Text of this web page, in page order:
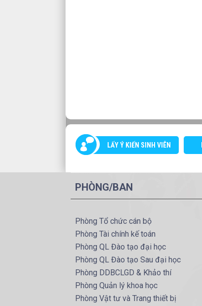
LẤY Ý KIẾN SINH VIÊN
PHÒNG/BAN
Phòng Tổ chức cán bộ
Phòng Tài chính kế toán
Phòng QL Đào tạo đại học
Phòng QL Đào tạo Sau đại học
Phòng DDBCLGD & Khảo thí
Phòng Quản lý khoa học
Phòng Vật tư và Trang thiết bị